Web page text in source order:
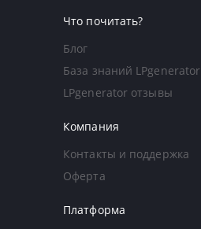
Что почитать?
Блог
База знаний LPgenerator
LPgenerator отзывы
Компания
Контакты и поддержка
Оферта
Платформа